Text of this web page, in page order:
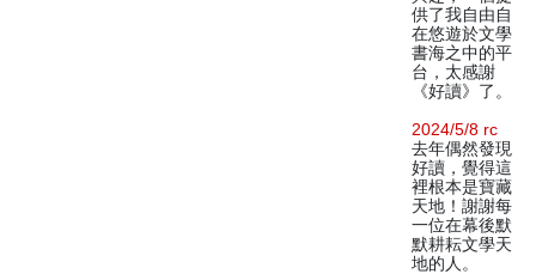
供了我自由自
在悠遊於文學
書海之中的平
台，太感謝
《好讀》了。
2024/5/8 rc
去年偶然發現
好讀，覺得這
裡根本是寶藏
天地！謝謝每
一位在幕後默
默耕耘文學天
地的人。